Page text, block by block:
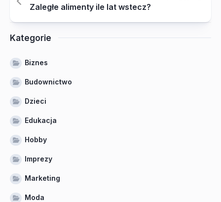
Zaległe alimenty ile lat wstecz?
Kategorie
Biznes
Budownictwo
Dzieci
Edukacja
Hobby
Imprezy
Marketing
Moda